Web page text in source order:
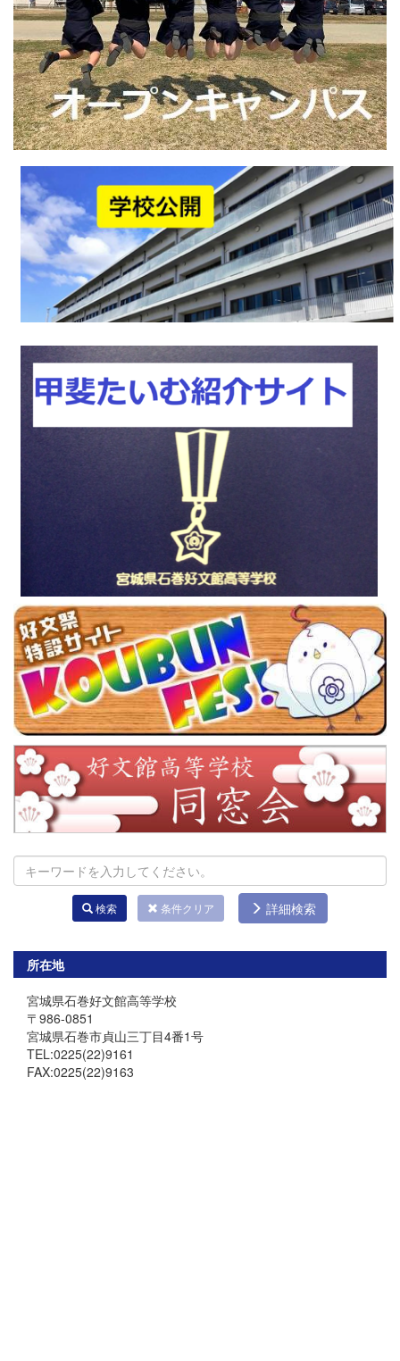
検索 条件クリア 詳細検索
所在地
宮城県石巻好文館高等学校
〒986-0851
宮城県石巻市貞山三丁目4番1号
TEL:0225(22)9161
FAX:0225(22)9163